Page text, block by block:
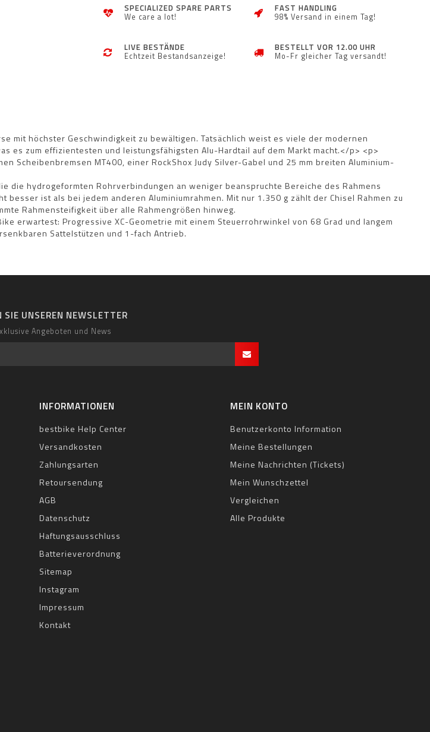
SPECIALIZED SPARE PARTS
We care a lot!
FAST HANDLING
98% Versand in einem Tag!
LIVE BESTÄNDE
Echtzeit Bestandsanzeige!
BESTELLT VOR 12.00 UHR
Mo-Fr gleicher Tag versandt!
mit höchster Geschwindigkeit zu bewältigen. Tatsächlich weist es viele der modernen
es zum effizientesten und leistungsfähigsten Alu-Hardtail auf dem Markt macht.</p> <p>
Scheibenbremsen MT400, einer RockShox Judy Silver-Gabel und 25 mm breiten Aluminium-
die hydrogeformten Rohrverbindungen an weniger beanspruchte Bereiche des Rahmens
ist als bei jedem anderen Aluminiumrahmen. Mit nur 1.350 g zählt der Chisel Rahmen zu
Rahmensteifigkeit über alle Rahmengrößen hinweg.
erwartest: Progressive XC-Geometrie mit einem Steuerrohrwinkel von 68 Grad und langem
Sattelstützen und 1-fach Antrieb.
SIE UNSEREN NEWSLETTER
Angeboten und News
INFORMATIONEN
bestbike Help Center
Versandkosten
Zahlungsarten
Retoursendung
AGB
Datenschutz
Haftungsausschluss
Batterieverordnung
Sitemap
Instagram
Impressum
Kontakt
MEIN KONTO
Benutzerkonto Information
Meine Bestellungen
Meine Nachrichten (Tickets)
Mein Wunschzettel
Vergleichen
Alle Produkte